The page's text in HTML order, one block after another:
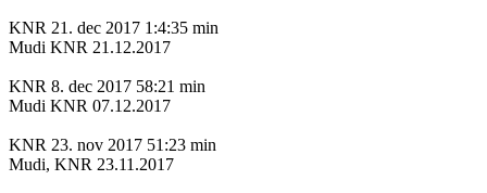
KNR 21. dec 2017 1:4:35 min
Mudi KNR 21.12.2017
KNR 8. dec 2017 58:21 min
Mudi KNR 07.12.2017
KNR 23. nov 2017 51:23 min
Mudi, KNR 23.11.2017